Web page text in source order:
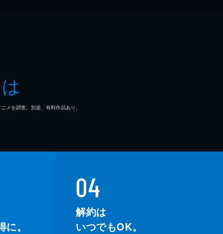
を調査。別途、有料作品あり。
。
04
解約は
いつでもOK。